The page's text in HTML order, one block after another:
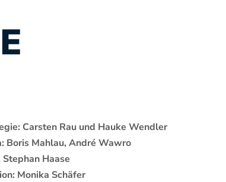
Carsten Rau und Hauke Wendler
Boris Mahlau, André Wawro
Haase
Monika Schäfer